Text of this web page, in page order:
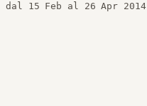
dal 15 Feb al 26 Apr 2014